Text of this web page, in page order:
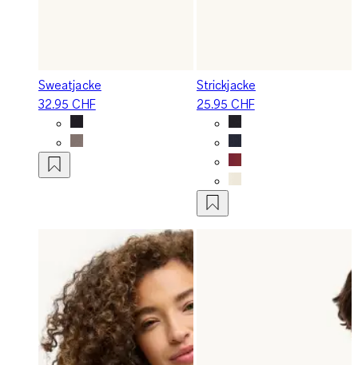
Sweatjacke
32.95 CHF
Strickjacke
25.95 CHF